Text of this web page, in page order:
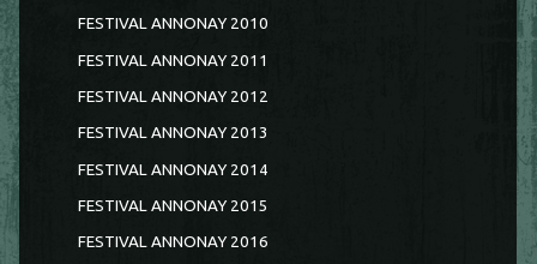
FESTIVAL ANNONAY 2010
FESTIVAL ANNONAY 2011
FESTIVAL ANNONAY 2012
FESTIVAL ANNONAY 2013
FESTIVAL ANNONAY 2014
FESTIVAL ANNONAY 2015
FESTIVAL ANNONAY 2016